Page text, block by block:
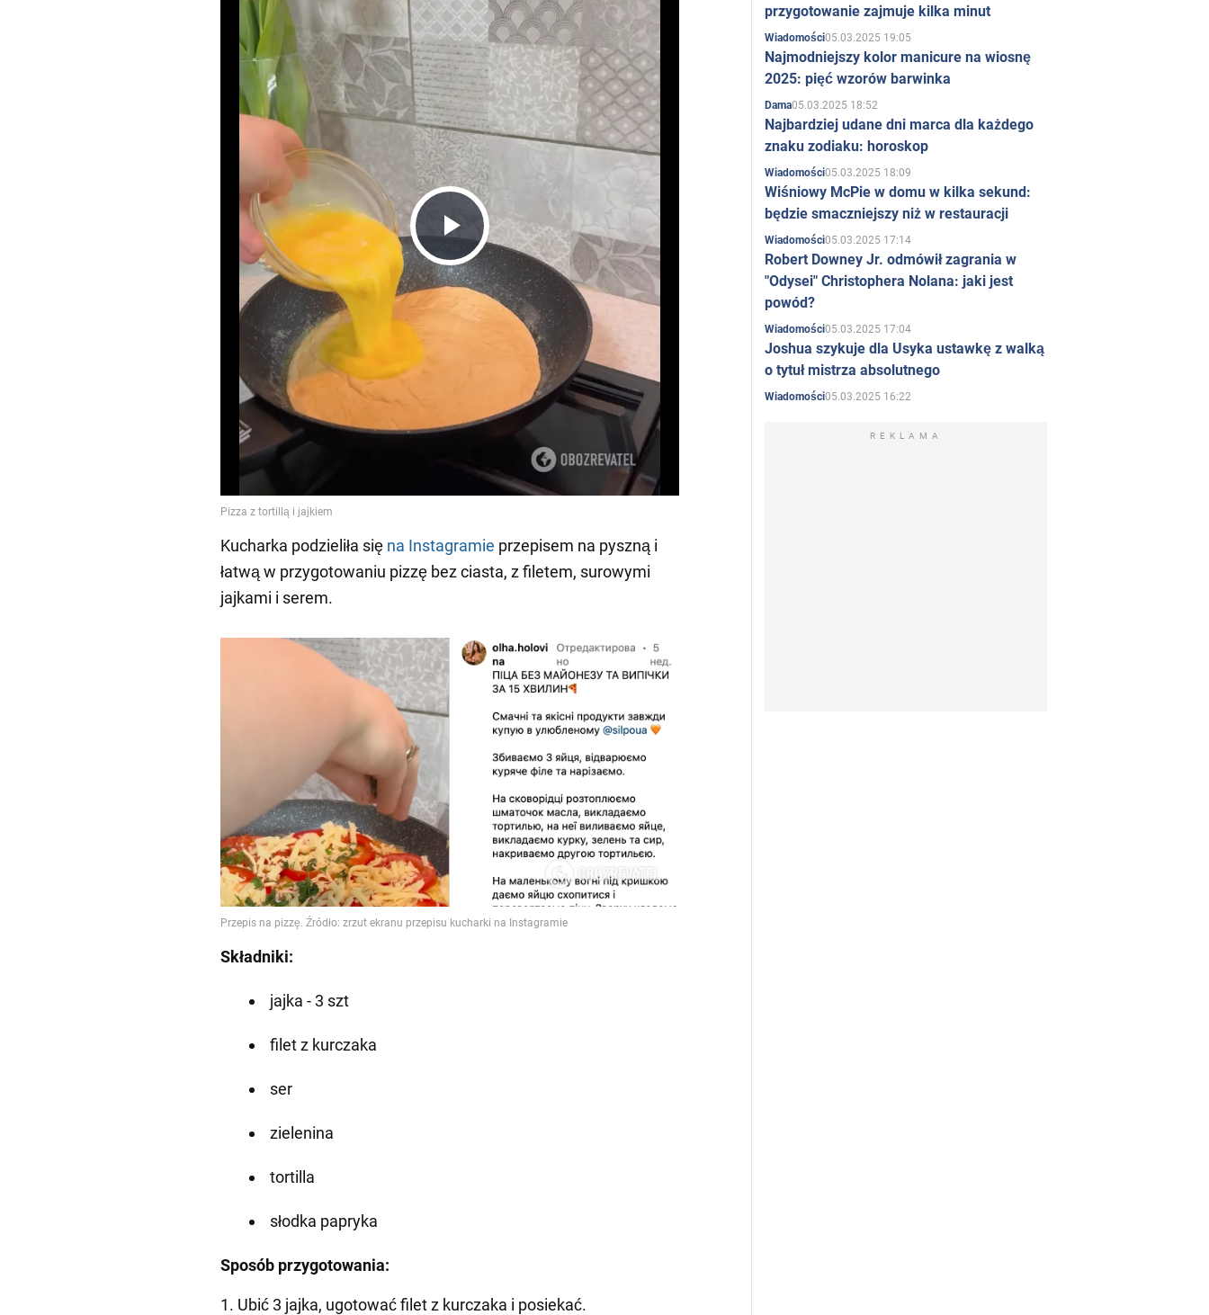
Play
Video
Kucharka podzieliła się na Instagramie przepisem na pyszną i
łatwą w przygotowaniu pizzę bez ciasta, z filetem, surowymi
jajkami i serem.
Składniki:
jajka - 3 szt
filet z kurczaka
ser
zielenina
tortilla
słodka papryka
Sposób przygotowania:
1. Ubić 3 jajka, ugotować filet z kurczaka i posiekać.
przygotowanie zajmuje kilka minut
Wiadomości05.03.2025 19:05
Najmodniejszy kolor manicure na wiosnę
2025: pięć wzorów barwinka
Dama05.03.2025 18:52
Najbardziej udane dni marca dla każdego
znaku zodiaku: horoskop
Wiadomości05.03.2025 18:09
Wiśniowy McPie w domu w kilka sekund:
będzie smaczniejszy niż w restauracji
Wiadomości05.03.2025 17:14
Robert Downey Jr. odmówił zagrania w
"Odysei" Christophera Nolana: jaki jest
powód?
Wiadomości05.03.2025 17:04
Joshua szykuje dla Usyka ustawkę z walką
o tytuł mistrza absolutnego
Wiadomości05.03.2025 16:22
REKLAMA